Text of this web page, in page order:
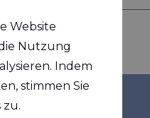
Website
Nutzung
Indem
stimmen Sie
zu.